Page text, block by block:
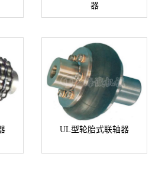
器
UL型轮胎式联轴器